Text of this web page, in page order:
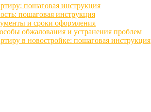
пошаговая инструкция
пошаговая инструкция
и сроки оформления
обжалования и устранения проблем
в новостройке: пошаговая инструкция